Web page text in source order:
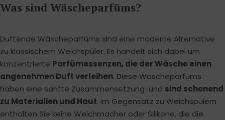
Was sind Wäscheparfüms?
Duftende Wäscheparfüms sind eine moderne Alternative
zu klassischem Weichspüler. Es handelt sich dabei um
konzentrierte Parfümessenzen, die der Wäsche einen
angenehmen Duft verleihen. Diese Wäscheparfüms
haben eine sanfte Zusammensetzung und sind schonend
zu Materialien und Haut. Im Gegensatz zu Weichspülern
enthalten Sie keine Weichmacher oder Silikone, die die